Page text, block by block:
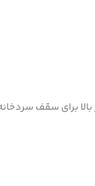
برای سقف